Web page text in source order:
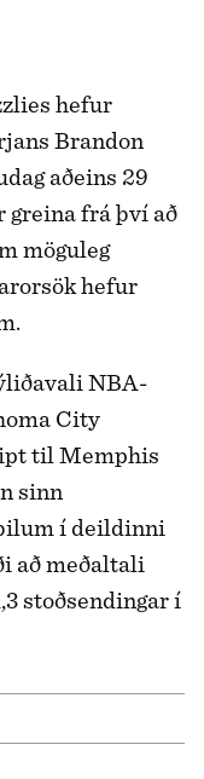
Brandon
aðeins 29
frá því að
möguleg
hefur
NBA-
City
til Memphis
sinn
í deildinni
að meðaltali
stoðsendingar í